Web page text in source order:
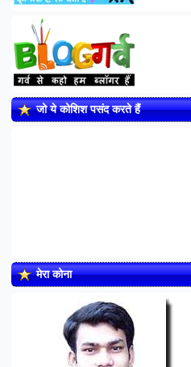
जो ये कोशिश पसंद करते हैं
मेरा कोना